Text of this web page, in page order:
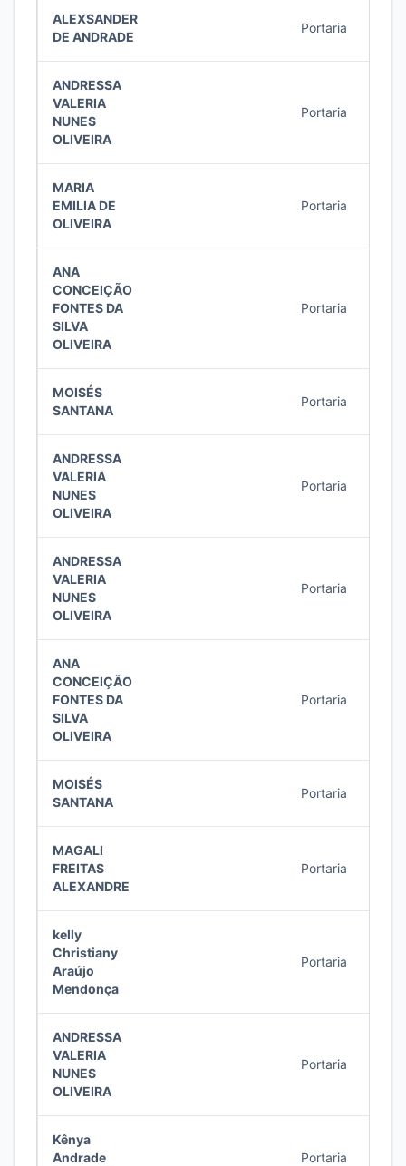
ALEXSANDER
DE ANDRADE
Portaria
ANDRESSA
VALERIA
NUNES
OLIVEIRA
Portaria
MARIA
EMILIA DE
OLIVEIRA
Portaria
ANA
CONCEIÇÃO
FONTES DA
SILVA
OLIVEIRA
Portaria
MOISÉS
SANTANA
Portaria
ANDRESSA
VALERIA
NUNES
OLIVEIRA
Portaria
ANDRESSA
VALERIA
NUNES
OLIVEIRA
Portaria
ANA
CONCEIÇÃO
FONTES DA
SILVA
OLIVEIRA
Portaria
MOISÉS
SANTANA
Portaria
MAGALI
FREITAS
ALEXANDRE
Portaria
kelly
Christiany
Araújo
Mendonça
Portaria
ANDRESSA
VALERIA
NUNES
OLIVEIRA
Portaria
Kênya
Andrade
Portaria